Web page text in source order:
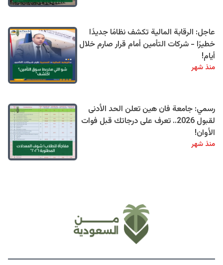
عاجل: الرقابة المالية تكشف نظامًا جديدًا
خطيرًا - شركات التأمين أمام قرار صارم خلال
أيام!
منذ شهر
رسمي: جامعة فان هين تعلن الحد الأدنى
لقبول 2026.. تعرف على درجاتك قبل فوات
الأوان!
منذ شهر